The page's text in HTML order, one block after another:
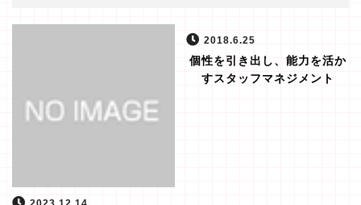
2018.6.25
個性を引き出し、能力を活か
すスタッフマネジメント